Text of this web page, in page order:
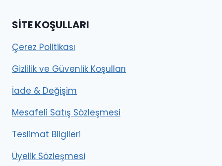
SITE KOŞULLARI
Çerez Politikası
Gizlilik ve Güvenlik Koşulları
İade & Değişim
Mesafeli Satış Sözleşmesi
Teslimat Bilgileri
Üyelik Sözleşmesi